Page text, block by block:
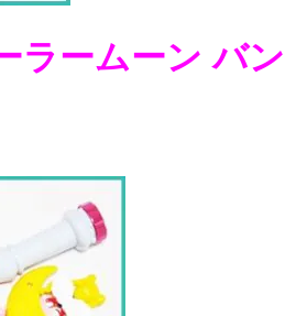
ラームーン バン